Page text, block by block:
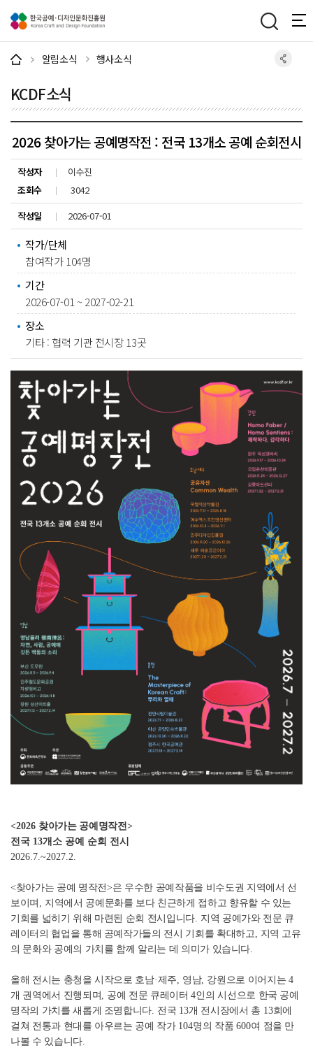
알림소식 행사소식
KCDF소식
2026 찾아가는 공예명작전 : 전국 13개소 공예 순회전시
작성자
이수진
조회수
3042
작성일
2026-07-01
작가/단체
참여작가 104명
기간
2026-07-01 ~ 2027-02-21
장소
기타 : 협력 기관 전시장 13곳
<2026 찾아가는 공예명작전 >
전국 13개소 공예 순회 전시
2026.7.~2027.2.
<찾아가는 공예 명작전 >은 우수한 공예작품을 비수도권 지역에서 선
보이며
지역에서 공예문화를 보다 친근하게 접하고 향유할 수 있는
기회를 넓히기 위해 마련된 순회 전시입니다. 지역 공예가와 전문 큐
레이터의 협업을 통해 공예작가들의 전시 기회를 확대하고
지역 고유
의 문화와 공예의 가치를 함께 알리는 데 의미가 있습니다
올해 전시는 충청을 시작으로 호남·제주 영남, 강원으로 이어지는 4
개 권역에서 진행되며
공예 전문 큐레이터4인의 시선으로 한국 공예
명작의 가치를 새롭게 조명합니다 전국 13개 전시장에서 총 13회에
걸쳐 전통과 현대를 아우르는 공예 작가 104명의 작품600여 점을 만
나볼 수 있습니다.